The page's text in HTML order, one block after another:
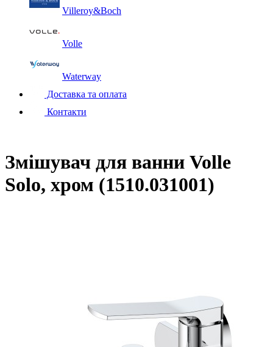
Villeroy&Boch
Volle
Waterway
Доставка та оплата
Контакти
Змішувач для ванни Volle
Solo, хром (1510.031001)